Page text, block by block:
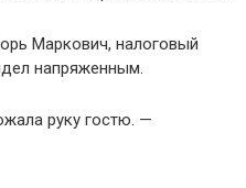
Маркович, налоговый
напряженным.
руку гостю. —